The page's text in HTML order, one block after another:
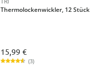
Thermolockenwickler, 12 Stück
15,99 €
(3)